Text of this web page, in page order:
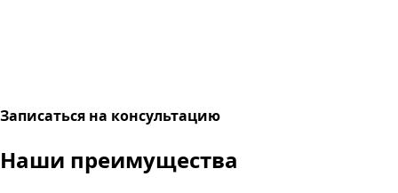
Записаться на консультацию
Наши преимущества